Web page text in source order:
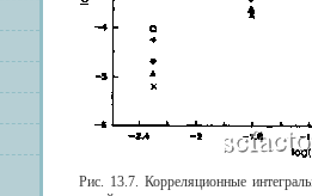
Рис. 13.7. Корреляционные